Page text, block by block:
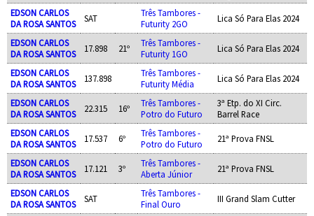
EDSON CARLOS
DA ROSA SANTOS
SAT
Três Tambores -
Futurity 2GO
Lica Só Para Elas 2024
EDSON CARLOS
DA ROSA SANTOS
17.898 21º
Três Tambores -
Futurity 1GO
Lica Só Para Elas 2024
EDSON CARLOS
DA ROSA SANTOS
137.898
Três Tambores -
Futurity Média
Lica Só Para Elas 2024
EDSON CARLOS
DA ROSA SANTOS
22.315 16º
Três Tambores -
Potro do Futuro
3ª Etp. do XI Circ.
Barrel Race
EDSON CARLOS
DA ROSA SANTOS
17.537 6º
Três Tambores -
Potro do Futuro
21ª Prova FNSL
EDSON CARLOS
DA ROSA SANTOS
17.121 3º
Três Tambores -
Aberta Júnior
21ª Prova FNSL
EDSON CARLOS
DA ROSA SANTOS
SAT
Três Tambores -
Final Ouro
III Grand Slam Cutter